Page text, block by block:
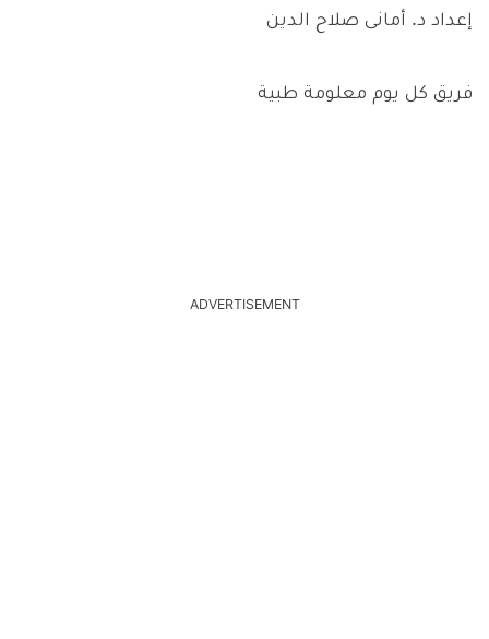
إعداد د. أمانى صلاح الدين
فريق كل يوم معلومة طبية
ADVERTISEMENT